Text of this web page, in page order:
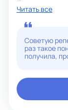
Мои ребята
становятся
гордость не
поступили в
теперь
них ту самую
бояться
Я не просто
поверить в
останется с
Читать все
Советую
раз такое
получила,